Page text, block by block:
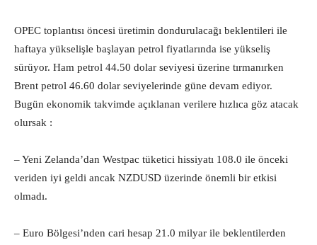
OPEC toplantısı öncesi üretimin dondurulacağı beklentileri ile
haftaya yükselişle başlayan petrol fiyatlarında ise yükseliş
sürüyor. Ham petrol 44.50 dolar seviyesi üzerine tırmanırken
Brent petrol 46.60 dolar seviyelerinde güne devam ediyor.
Bugün ekonomik takvimde açıklanan verilere hızlıca göz atacak
olursak :
– Yeni Zelanda’dan Westpac tüketici hissiyatı 108.0 ile önceki
veriden iyi geldi ancak NZDUSD üzerinde önemli bir etkisi
olmadı.
– Euro Bölgesi’nden cari hesap 21.0 milyar ile beklentilerden